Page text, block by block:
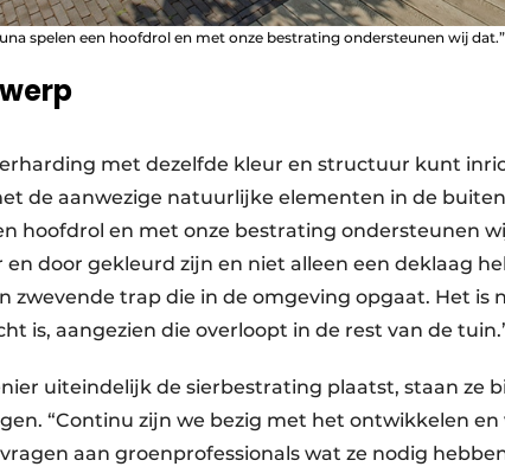
spelen een hoofdrol en met onze bestrating ondersteunen wij dat.”
met dezelfde kleur en structuur kunt
de aanwezige natuurlijke elementen in de
hoofdrol en met onze bestrating ondersteunen
door gekleurd zijn en niet alleen een deklaag
zwevende trap die in de omgeving opgaat. Het is
is, aangezien die overloopt in de rest van de
uiteindelijk de sierbestrating plaatst, staan ze
“Continu zijn we bezig met het ontwikkelen
aan groenprofessionals wat ze nodig